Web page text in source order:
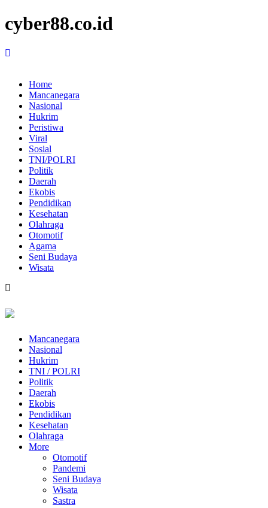
cyber88.co.id
Home
Mancanegara
Nasional
Hukrim
Peristiwa
Viral
Sosial
TNI/POLRI
Politik
Daerah
Ekobis
Pendidikan
Kesehatan
Olahraga
Otomotif
Agama
Seni Budaya
Wisata
Mancanegara
Nasional
Hukrim
TNI / POLRI
Politik
Daerah
Ekobis
Pendidikan
Kesehatan
Olahraga
More
Otomotif
Pandemi
Seni Budaya
Wisata
Sastra